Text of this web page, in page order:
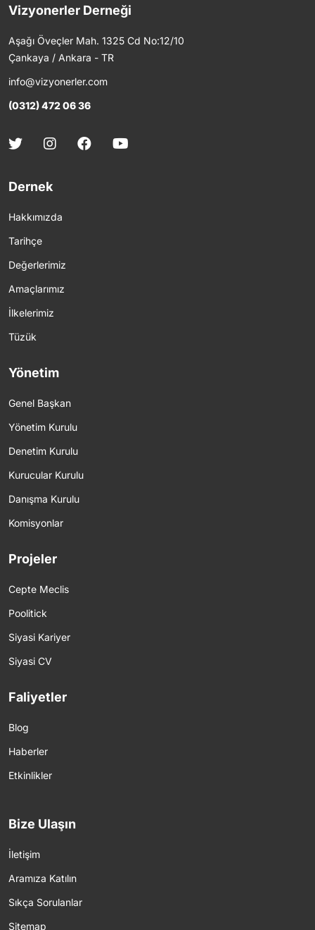
Vizyonerler Derneği
Aşağı Öveçler Mah. 1325 Cd No:12/10
Çankaya / Ankara - TR
info@vizyonerler.com
(0312) 472 06 36
Dernek
Hakkımızda
Tarihçe
Değerlerimiz
Amaçlarımız
İlkelerimiz
Tüzük
Yönetim
Genel Başkan
Yönetim Kurulu
Denetim Kurulu
Kurucular Kurulu
Danışma Kurulu
Komisyonlar
Projeler
Cepte Meclis
Poolitick
Siyasi Kariyer
Siyasi CV
Faliyetler
Blog
Haberler
Etkinlikler
Bize Ulaşın
İletişim
Aramıza Katılın
Sıkça Sorulanlar
Sitemap